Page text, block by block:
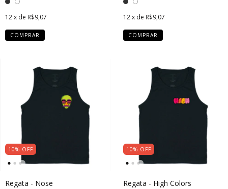
12x de R$9,07
COMPRAR
12 x de R$9,07
COMPRAR
10% OFF
Regata - Nose
10% OFF
Regata - High Colors